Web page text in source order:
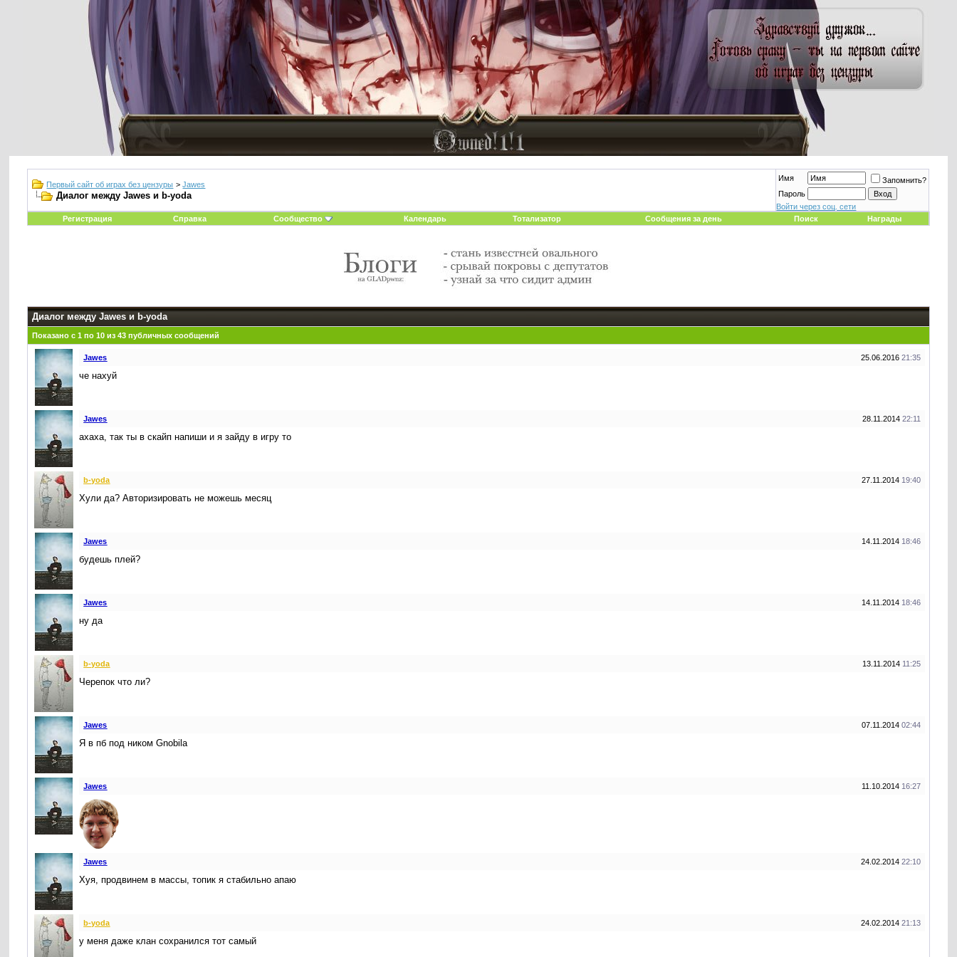
Первый сайт об играх без цензуры >Jawes
Диалог между Jawes и b-yoda
Имя
Запомнить?
Пароль
Войти через соц. сети
Регистрация
Справка Сообщество Календарь Тотализатор Сообщения за день Поиск Награды
Диалог между Jawes и b-yoda
Показано с 1 по10 из43 публичных сообщений
25.06.2016 21:35
Jawes
че нахуй
28.11.2014 22:11
Jawes
ахаха, так ты в скайп напиши и я зайду в игру то
27.11.2014 19:40
b-yoda
Хули да? Авторизировать не можешь месяц
14.11.2014 18:46
Jawes
будешь плей?
14.11.2014 18:46
Jawes
ну да
13.11.2014 11:25
b-yoda
Черепок что ли?
07.11.2014 02:44
Jawes
Я в пб под ником Gnobila
11.10.2014 16:27
Jawes
24.02.2014 22:10
Jawes
Хуя, продвинем в массы, топик я стабильно апаю
24.02.2014 21:13
b-yoda
у меня даже клан сохранился тот самый